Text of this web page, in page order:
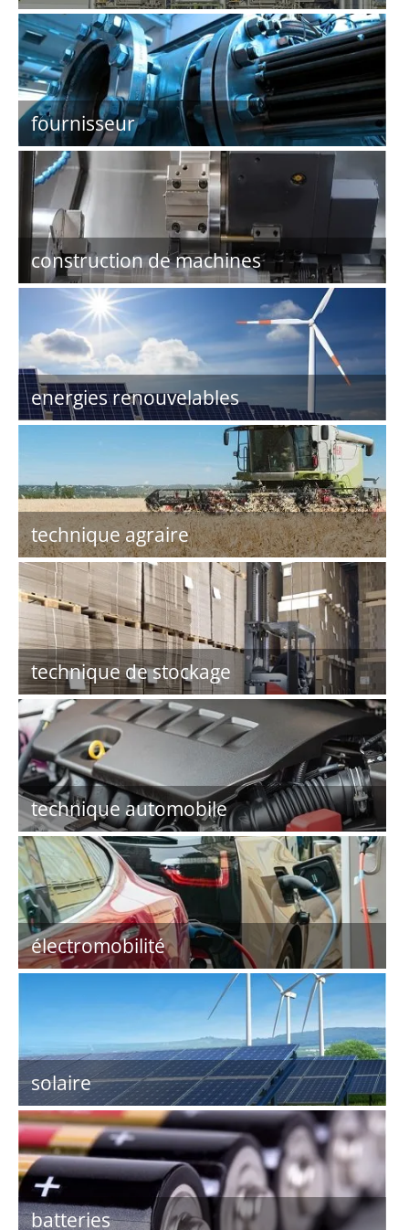
fournisseur
construction de machines
energies renouvelables
technique agraire
technique de stockage
technique automobile
électromobilité
solaire
batteries